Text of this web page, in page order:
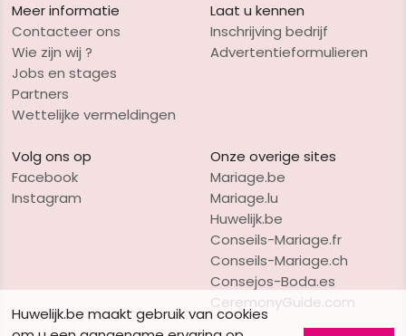
Meer informatie
Contacteer ons
Wie zijn wij ?
Jobs en stages
Partners
Wettelijke vermeldingen
Laat u kennen
Inschrijving bedrijf
Advertentieformulieren
Volg ons op
Facebook
Instagram
Onze overige sites
Mariage.be
Mariage.lu
Huwelijk.be
Conseils-Mariage.fr
Conseils-Mariage.ch
Consejos-Boda.es
CeremonyGuide.com
Huwelijk.be maakt gebruik van cookies